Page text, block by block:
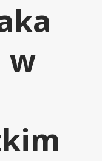
w